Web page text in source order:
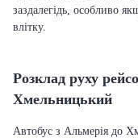
заздалегідь, особливо
влітку.
Розклад руху
Хмельницький
Автобус з Альмерія до